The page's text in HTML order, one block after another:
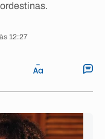
12:27